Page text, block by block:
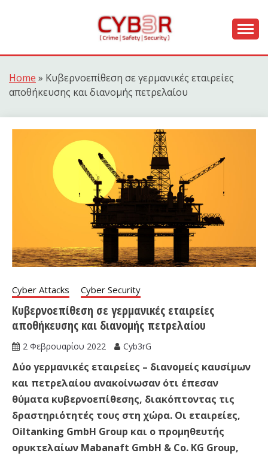
CYB3R
Home » Κυβερνοεπίθεση σε γερμανικές εταιρείες
αποθήκευσης και διανομής πετρελαίου
Cyber Attacks Cyber Security
Κυβερνοεπίθεση σε γερμανικές εταιρείες
αποθήκευσης και διανομής πετρελαίου
2 Φεβρουαρίου 2022 Cyb3rG
Δύο γερμανικές εταιρείες – διανομείς καυσίμων
και πετρελαίου ανακοίνωσαν ότι έπεσαν
θύματα κυβερνοεπίθεσης, διακόπτοντας τις
δραστηριότητές τους στη χώρα. Οι εταιρείες,
Oiltanking GmbH Group και ο προμηθευτής
ορυκτελαίων Mabanaft GmbH & Co. KG Group,